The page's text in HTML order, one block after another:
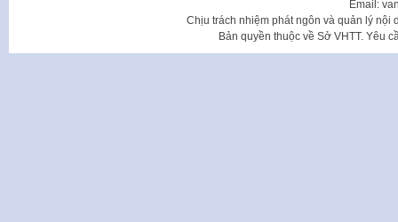
Email:
Chịu trách nhiệm phát ngôn và quản lý nội
Bản quyền thuộc về Sở VHTT. Yêu